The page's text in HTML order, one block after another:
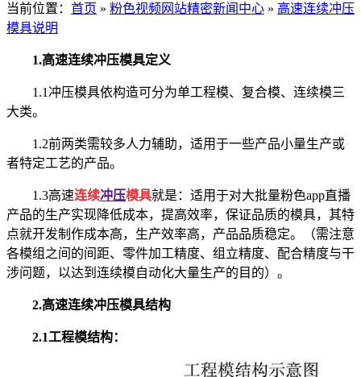
当前位置 ： 首页 » 粉色视频网站精密新闻中心 » 高速连续冲压
模具说明
1.高速连续冲压模具定义
1.1冲压模具依构造可分为单工程模、复合模、连续模三
大类。
1.2前两类需较多人力辅助，适用于一些产品小量生产或
者特定工艺的产品。
1.3高速连续冲压模具就是：适用于对大批量粉色app直播
产品的生产实现降低成本，提高效率，保证品质的模具，其特
点就开发制作成本高，生产效率高，产品品质稳定。（需注意
各模组之间的间距、零件加工精度、组立精度、配合精度与干
涉问题，以达到连续模自动化大量生产的目的）。
2.高速连续冲压模具结构
2.1工程模结构：